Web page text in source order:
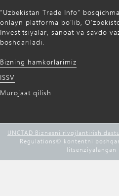
“Uzbekistan Trade Info”
onlayn platforma bo‘lib,
Investitsiyalar, sanoat va savdo
boshqariladi.
Bizning hamkorlarimiz
ISSV
Murojaat qilish
UNCTAD Biznesni rivojlantirish
Regulations©️ kontentni
litsenziyalangan